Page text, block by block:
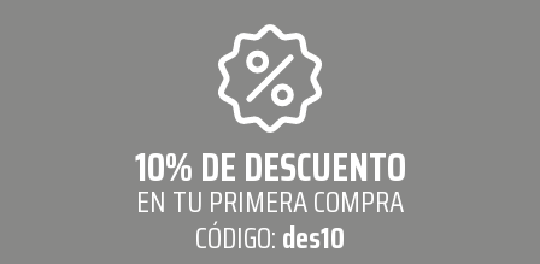
10% DE DESCUENTO
EN TU PRIMERA COMPRA
CÓDIGO:des10